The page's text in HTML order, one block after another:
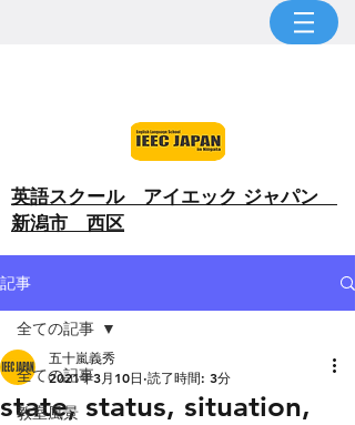
​英語スクール アイエック ジャパン
新潟市 西区
記事
全ての記事
教室風景
全ての記事
state, status, situation,
五十嵐義秀
2021年3月10日 読了時間: 3分